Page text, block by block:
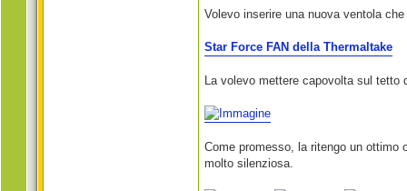
Volevo inserire una nuova ventola
Star Force FAN della Thermaltake
La volevo mettere capovolta sul
Come promesso, la ritengo un ottimo
molto silenziosa.